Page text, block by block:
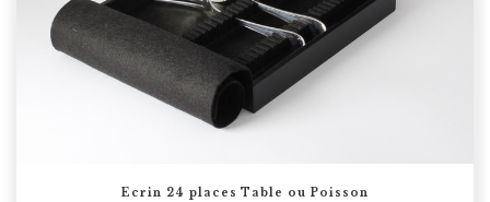
Ecrin 24 places Table ou Poisson